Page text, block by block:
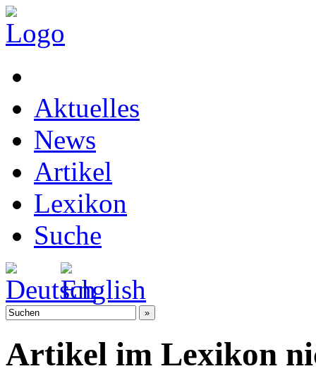
Aktuelles
News
Artikel
Lexikon
Suche
Artikel im Lexikon